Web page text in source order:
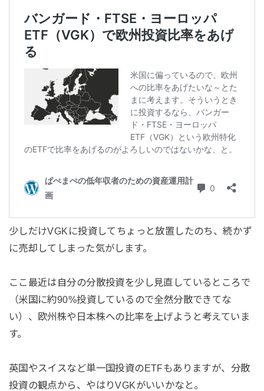
少しだけVGKに投資してちょっと放置したのち、続かず
に売却してしまった気がします。
ここ最近は自分の分散投資を少し見直しているところで
（米国に約90%投資しているので全然分散できてな
い）、欧州株や日本株への比率を上げようと考えていま
す。
英国やスイスなど単一国投資のETFもありますが、分散
投資の観点から、やはりVGKがいいかなと。